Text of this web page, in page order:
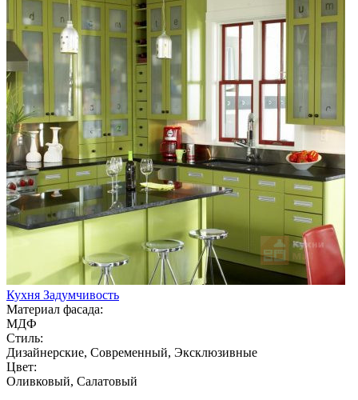
Кухня Задумчивость
Материал фасада:
МДФ
Стиль:
Дизайнерские, Современный, Эксклюзивные
Цвет:
Оливковый, Салатовый